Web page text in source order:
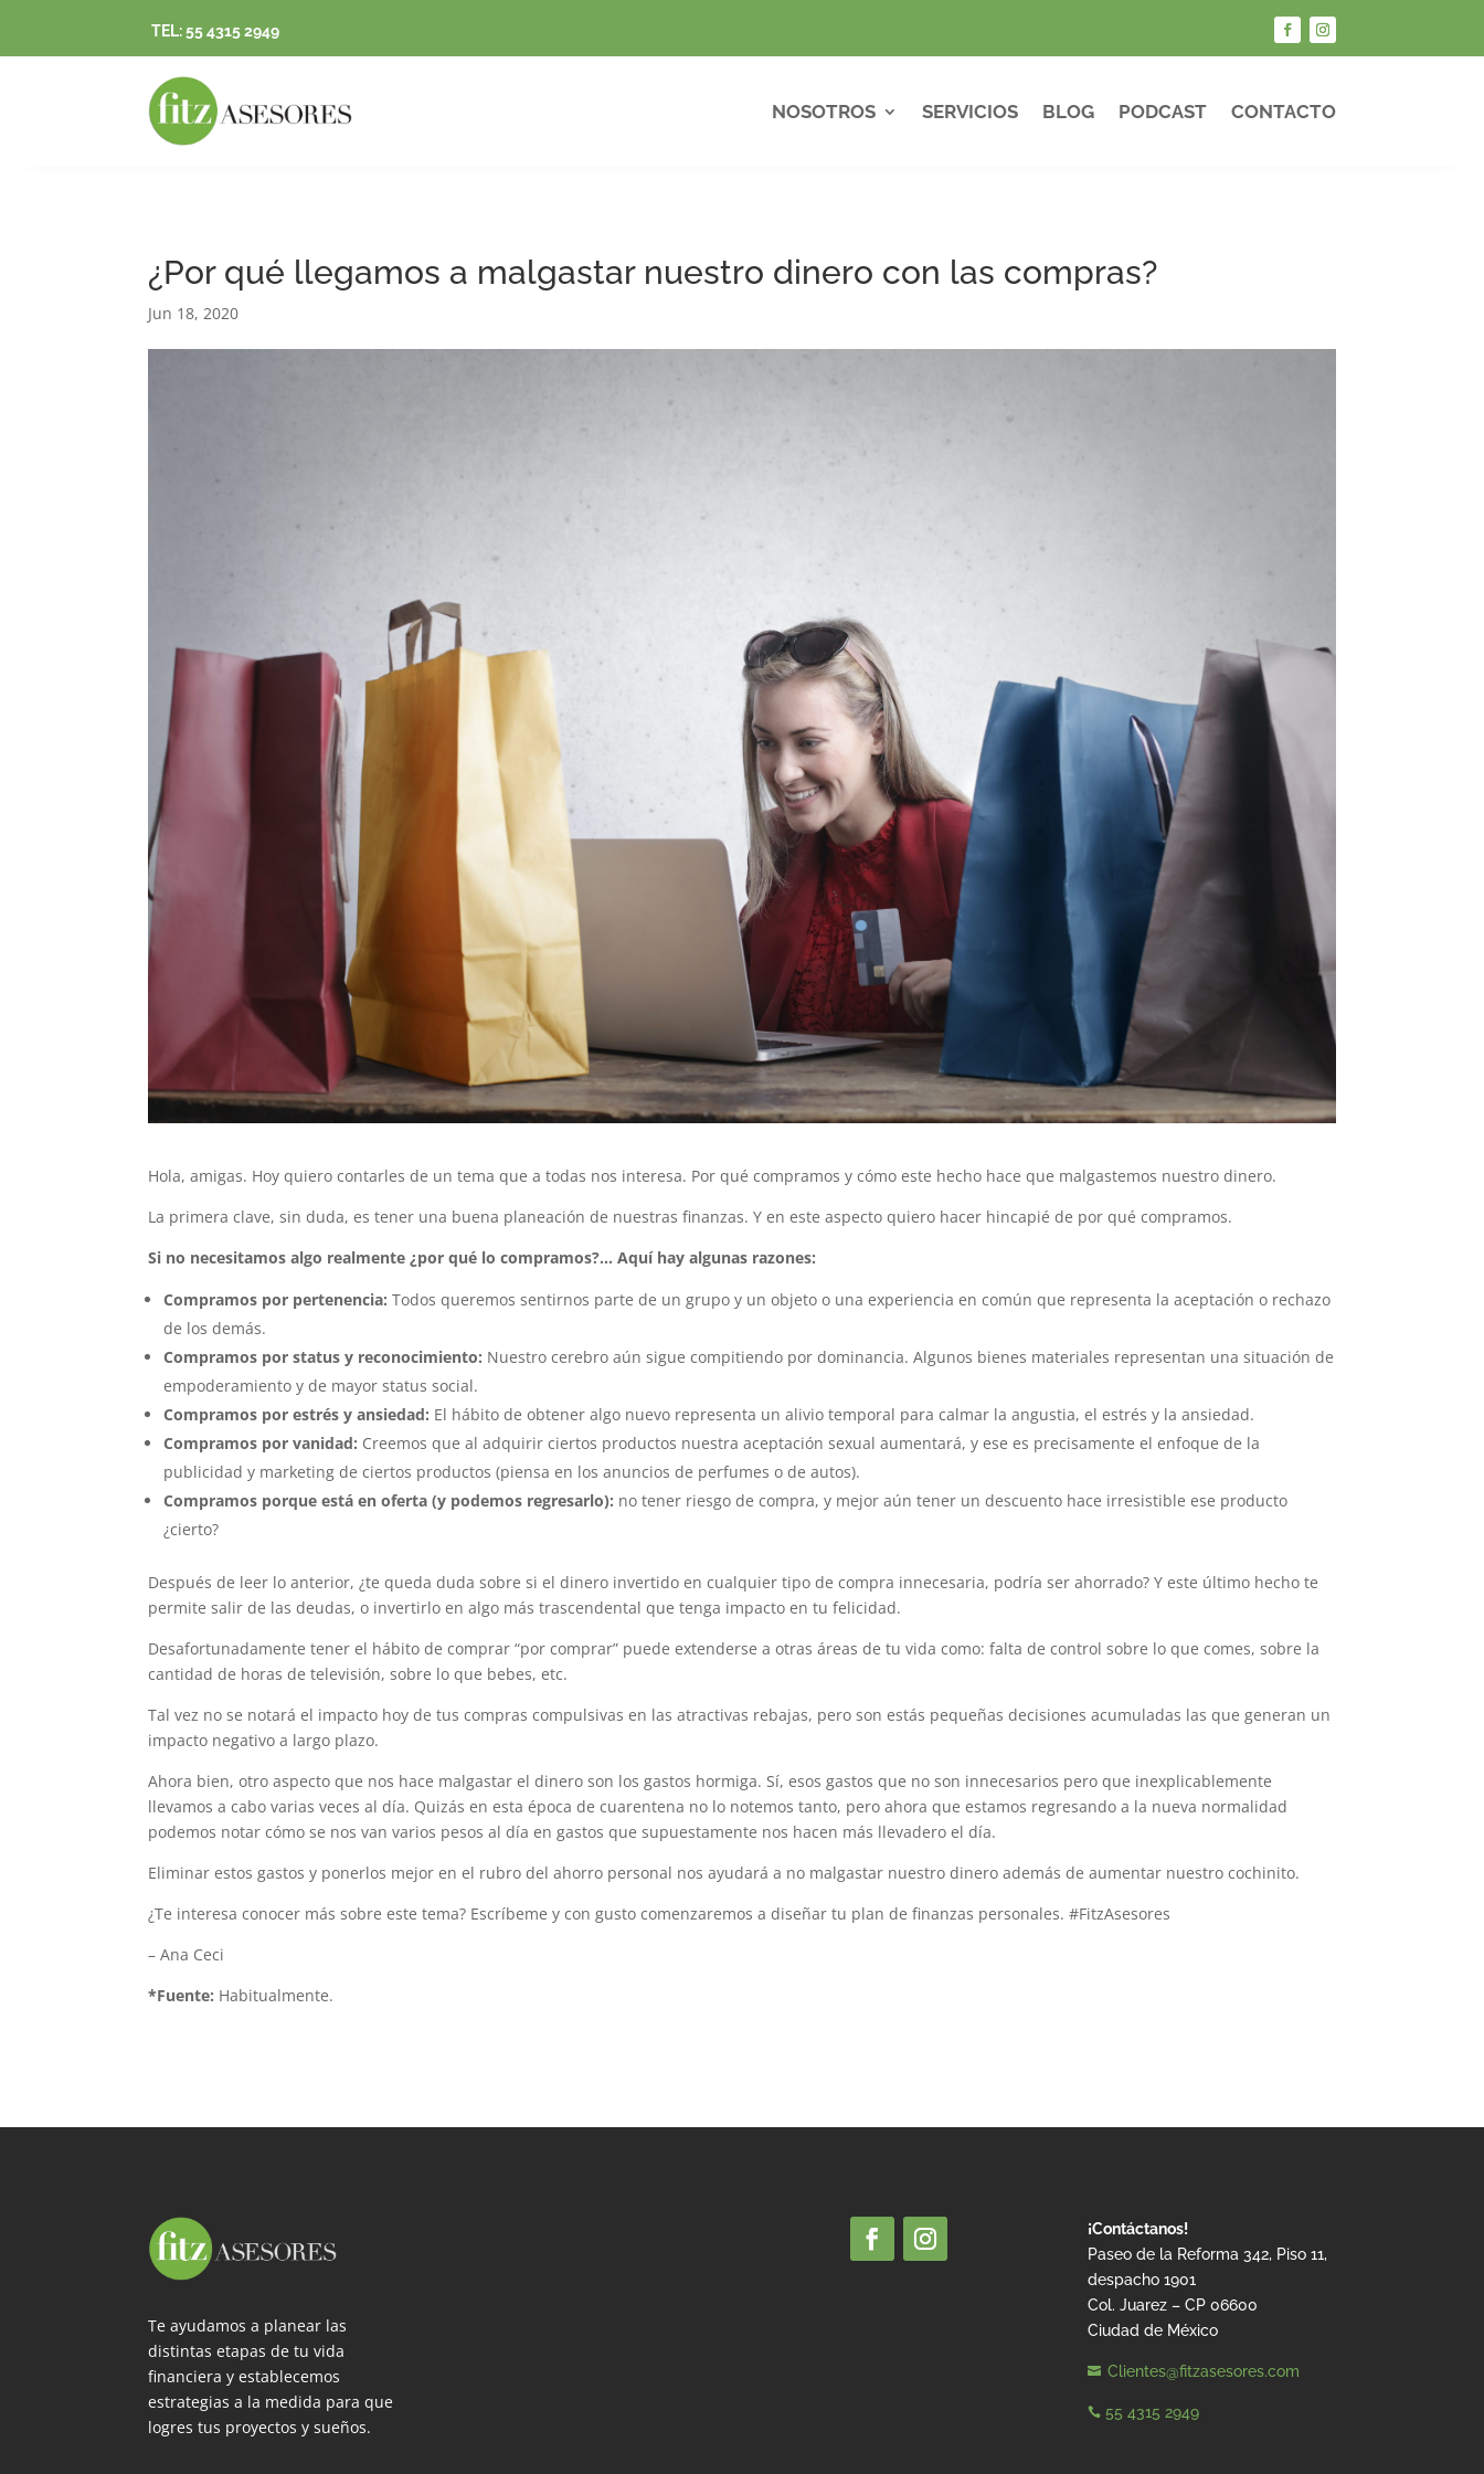
TEL: 55 4315 2949
NOSOTROS SERVICIOS BLOG PODCAST CONTACTO
¿Por qué llegamos a malgastar nuestro dinero con las compras?
Jun 18, 2020
Hola, amigas. Hoy quiero contarles de un tema que a todas nos interesa. Por qué compramos y cómo este hecho hace que malgastemos nuestro dinero.
La primera clave, sin duda, es tener una buena planeación de nuestras finanzas. Y en este aspecto quiero hacer hincapié de por qué compramos.
Si no necesitamos algo realmente ¿por qué lo compramos?… Aquí hay algunas razones:
Compramos por pertenencia: Todos queremos sentirnos parte de un grupo y un objeto o una experiencia en común que representa la aceptación o rechazo
de los demás.
Compramos por status y reconocimiento: Nuestro cerebro aún sigue compitiendo por dominancia. Algunos bienes materiales representan una situación de
empoderamiento y de mayor status social.
Compramos por estrés y ansiedad: El hábito de obtener algo nuevo representa un alivio temporal para calmar la angustia, el estrés y la ansiedad.
Compramos por vanidad: Creemos que al adquirir ciertos productos nuestra aceptación sexual aumentará, y ese es precisamente el enfoque de la
publicidad y marketing de ciertos productos (piensa en los anuncios de perfumes o de autos).
Compramos porque está en oferta (y podemos regresarlo): no tener riesgo de compra, y mejor aún tener un descuento hace irresistible ese producto
¿cierto?
Después de leer lo anterior, ¿te queda duda sobre si el dinero invertido en cualquier tipo de compra innecesaria, podría ser ahorrado? Y este último hecho te
permite salir de las deudas, o invertirlo en algo más trascendental que tenga impacto en tu felicidad.
Desafortunadamente tener el hábito de comprar “por comprar” puede extenderse a otras áreas de tu vida como: falta de control sobre lo que comes, sobre la
cantidad de horas de televisión, sobre lo que bebes, etc.
Tal vez no se notará el impacto hoy de tus compras compulsivas en las atractivas rebajas, pero son estás pequeñas decisiones acumuladas las que generan un
impacto negativo a largo plazo.
Ahora bien, otro aspecto que nos hace malgastar el dinero son los gastos hormiga. Sí, esos gastos que no son innecesarios pero que inexplicablemente
llevamos a cabo varias veces al día. Quizás en esta época de cuarentena no lo notemos tanto, pero ahora que estamos regresando a la nueva normalidad
podemos notar cómo se nos van varios pesos al día en gastos que supuestamente nos hacen más llevadero el día.
Eliminar estos gastos y ponerlos mejor en el rubro del ahorro personal nos ayudará a no malgastar nuestro dinero además de aumentar nuestro cochinito.
¿Te interesa conocer más sobre este tema? Escríbeme y con gusto comenzaremos a diseñar tu plan de finanzas personales. #FitzAsesores
– Ana Ceci
*Fuente: Habitualmente.
Te ayudamos a planear las
distintas etapas de tu vida
financiera y establecemos
estrategias a la medida para que
logres tus proyectos y sueños.
¡Contáctanos!
Paseo de la Reforma 342, Piso 11,
despacho 1901
Col. Juarez – CP 06600
Ciudad de México
Clientes@fitzasesores.com
 55 4315 2949